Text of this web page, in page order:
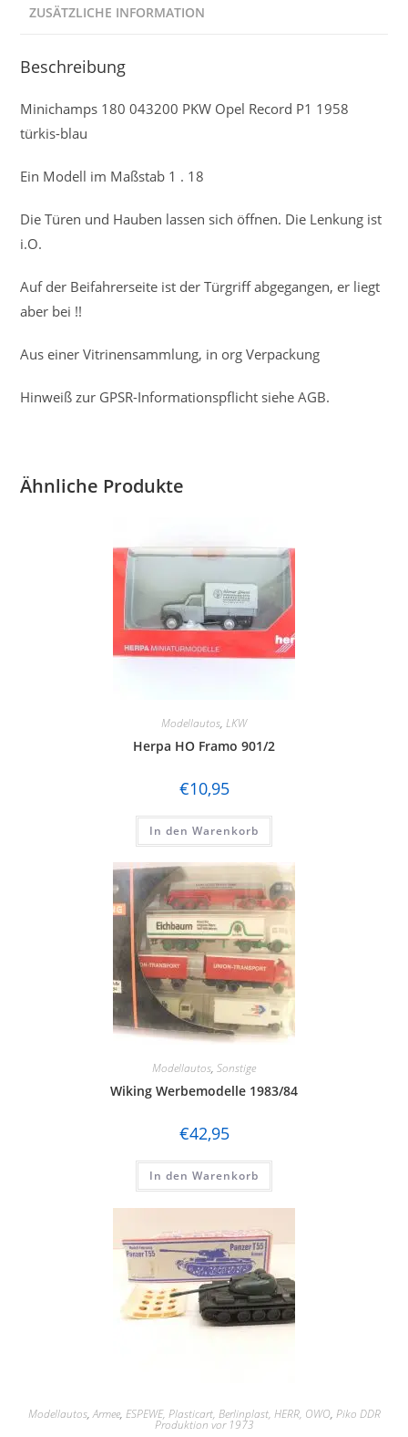
ZUSÄTZLICHE INFORMATION
Beschreibung
Minichamps 180 043200 PKW Opel Record P1 1958
türkis-blau
Ein Modell im Maßstab 1 . 18
Die Türen und Hauben lassen sich öffnen. Die Lenkung ist
i.O.
Auf der Beifahrerseite ist der Türgriff abgegangen, er liegt
aber bei !!
Aus einer Vitrinensammlung, in org Verpackung
Hinweiß zur GPSR-Informationspflicht siehe AGB.
Ähnliche Produkte
Modellautos, LKW
Herpa HO Framo 901/2
€10,95
In den Warenkorb
Modellautos, Sonstige
Wiking Werbemodelle 1983/84
€42,95
In den Warenkorb
Modellautos,Armee, ESPEWE, Plasticart, Berlinplast, HERR, OWO, Piko DDR
Produktion vor 1973